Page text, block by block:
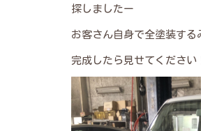
探しましたー
お客さん自身で全塗装する
完成したら見せてください